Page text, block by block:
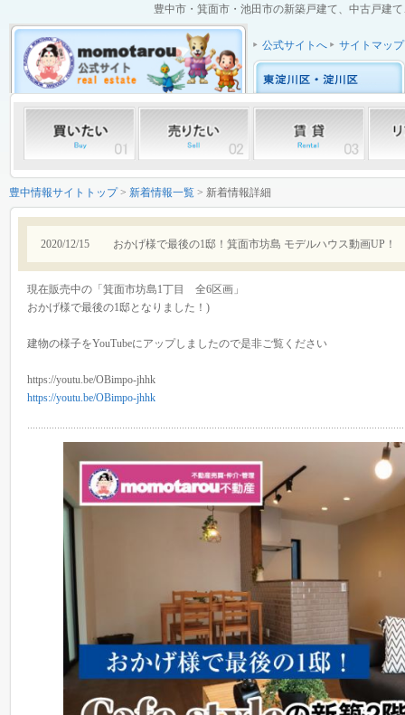
豊中市・箕面市・池田市の新築戸建て、中古戸建
公式サイトへ サイトマップ
豊中情報サイトトップ> 新着情報一覧 > 新着情報詳細
2020/12/15 おかげ様で最後の1邸！箕面市坊島 モデルハウス動画UP！
現在販売中の「箕面市坊島1丁目 全6区画」
おかげ様で最後の1邸となりました！)
建物の様子をYouTubeにアップしましたので是非ご覧ください
https://youtu.be/OBimpo-jhhk
https://youtu.be/OBimpo-jhhk